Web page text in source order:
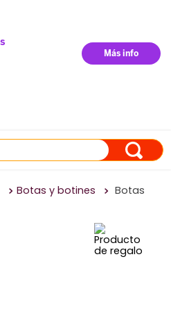
Botas y botines
Botas